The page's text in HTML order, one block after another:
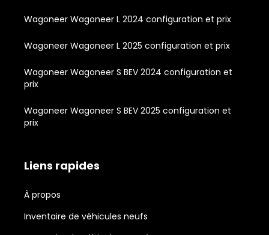
Wagoneer Wagoneer L 2024 configuration et prix
Wagoneer Wagoneer L 2025 configuration et prix
Wagoneer Wagoneer S BEV 2024 configuration et
prix
Wagoneer Wagoneer S BEV 2025 configuration et
prix
Liens rapides
À propos
Inventaire de véhicules neufs